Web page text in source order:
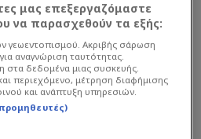
στα χέρια του
είναι αυτός που
που θα αφήσει πίσω το
κάλπες μέσα στη χρονιά.
μας επεξεργαζόμαστε
να παρασχεθούν τα εξής:
γεωεντοπισμού. Ακριβής σάρωση
αναγνώριση ταυτότητας.
δεδομένα μιας συσκευής.
περιεχόμενο, μέτρηση διαφήμισης
και ανάπτυξη υπηρεσιών.